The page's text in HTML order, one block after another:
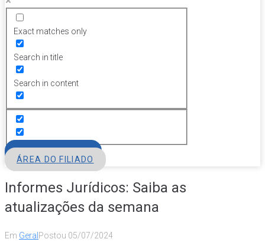
Exact matches only
Search in title
Search in content
ÁREA DO FILIADO
Informes Jurídicos: Saiba as
atualizações da semana
Em Geral Postou 05/07/2024